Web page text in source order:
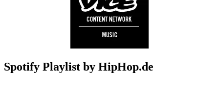
Spotify Playlist by HipHop.de